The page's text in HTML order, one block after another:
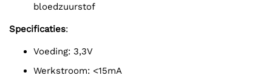
bloedzuurstof
Specificaties:
Voeding: 3,3V
Werkstroom: <15mA